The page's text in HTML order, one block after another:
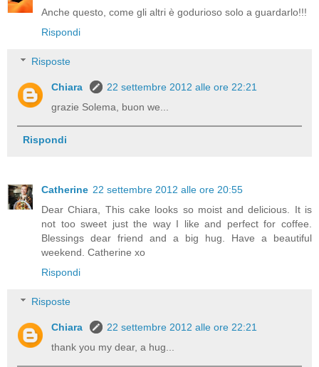
Anche questo, come gli altri è godurioso solo a guardarlo!!!
Rispondi
Risposte
Chiara
22 settembre 2012 alle ore 22:21
grazie Solema, buon we...
Rispondi
Catherine 22 settembre 2012 alle ore 20:55
Dear Chiara, This cake looks so moist and delicious. It is
not too sweet just the way I like and perfect for coffee.
Blessings dear friend and a big hug. Have a beautiful
weekend. Catherine xo
Rispondi
Risposte
Chiara
22 settembre 2012 alle ore 22:21
thank you my dear, a hug...